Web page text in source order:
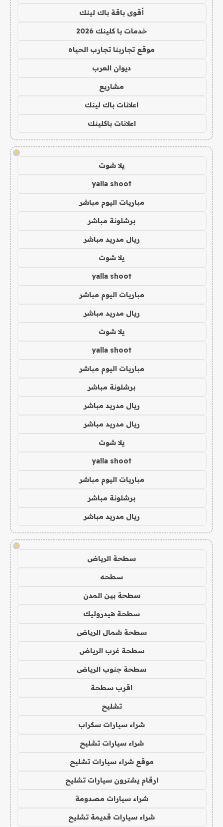
أقوى باقة باك لينك
خدمات با كلينك 2026
موقع تجاربنا تجارب الحياه
ديوان العرب
مشاريع
اعلانات باك لينك
اعلانات باكلينك
!
يلا شوت
yalla shoot
مباريات اليوم مباشر
برشلونة مباشر
ريال مدريد مباشر
يلا شوت
yalla shoot
مباريات اليوم مباشر
ريال مدريد مباشر
يلا شوت
yalla shoot
مباريات اليوم مباشر
برشلونة مباشر
ريال مدريد مباشر
ريال مدريد مباشر
يلا شوت
yalla shoot
مباريات اليوم مباشر
برشلونة مباشر
ريال مدريد مباشر
!
سطحة الرياض
سطحه
سطحة بين المدن
سطحة هيدروليك
سطحة شمال الرياض
سطحة غرب الرياض
سطحة جنوب الرياض
اقرب سطحة
تشليح
شراء سيارات سكراب
شراء سيارات تشليح
موقع شراء سيارات تشليح
ارقام يشترون سيارات تشليح
شراء سيارات مصدومة
شراء سيارات قديمة تشليح